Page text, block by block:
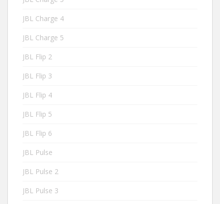
JBL Charge 4
JBL Charge 5
JBL Flip 2
JBL Flip 3
JBL Flip 4
JBL Flip 5
JBL Flip 6
JBL Pulse
JBL Pulse 2
JBL Pulse 3